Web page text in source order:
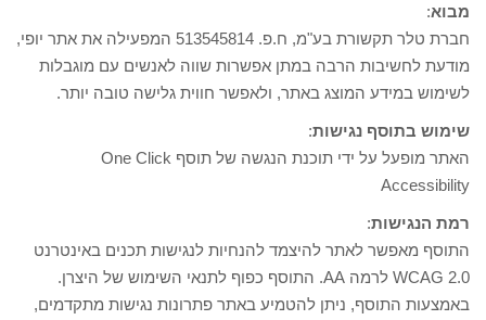
מבוא:
חברת טלר תקשורת בע"מ, ח.פ. 513545814 המפעילה את אתר יופי,
מודעת לחשיבות הרבה במתן אפשרות שווה לאנשים עם מוגבלות
לשימוש במידע המוצג באתר, ולאפשר חווית גלישה טובה יותר.
שימוש בתוסף נגישות:
האתר מופעל על ידי תוכנת הנגשה של תוסף One Click
Accessibility
רמת הנגישות:
התוסף מאפשר לאתר להיצמד להנחיות לנגישות תכנים באינטרנט
WCAG 2.0 לרמה AA. התוסף כפוף לתנאי השימוש של היצרן.
באמצעות התוסף, ניתן להטמיע באתר פתרונות נגישות מתקדמים,